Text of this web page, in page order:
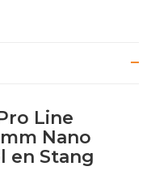
Line
Nano
en Stang